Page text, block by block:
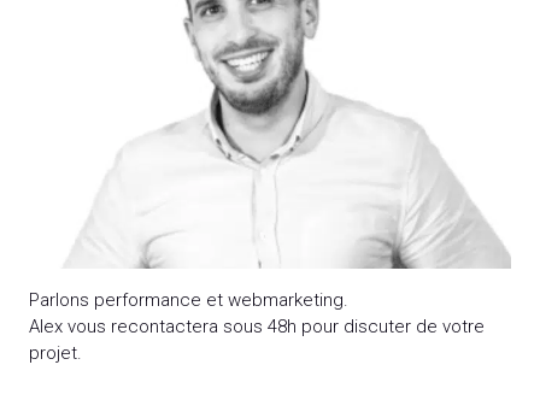
Parlons performance et webmarketing.
Alex vous recontactera sous 48h pour discuter de votre
projet.